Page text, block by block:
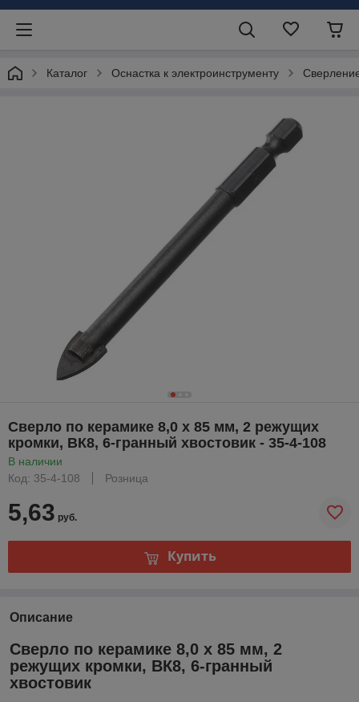
Каталог Оснастка к электроинструменту
Сверло по керамике 8,0 х 85 мм, 2 режущих
кромки, ВК8, 6-гранный хвостовик - 35-4-108
В наличии
Код: 35-4-108
Розница
5,63 руб.
Купить
Описание
Сверло по керамике 8,0 х 85 мм, 2
режущих кромки, ВК8, 6-гранный
хвостовик